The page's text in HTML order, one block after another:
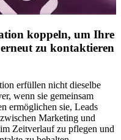
koppeln, um Ihre
zu kontaktieren
erfüllen nicht dieselbe
wenn sie gemeinsam
ermöglichen sie, Leads
Marketing und
Zeitverlauf zu pflegen und